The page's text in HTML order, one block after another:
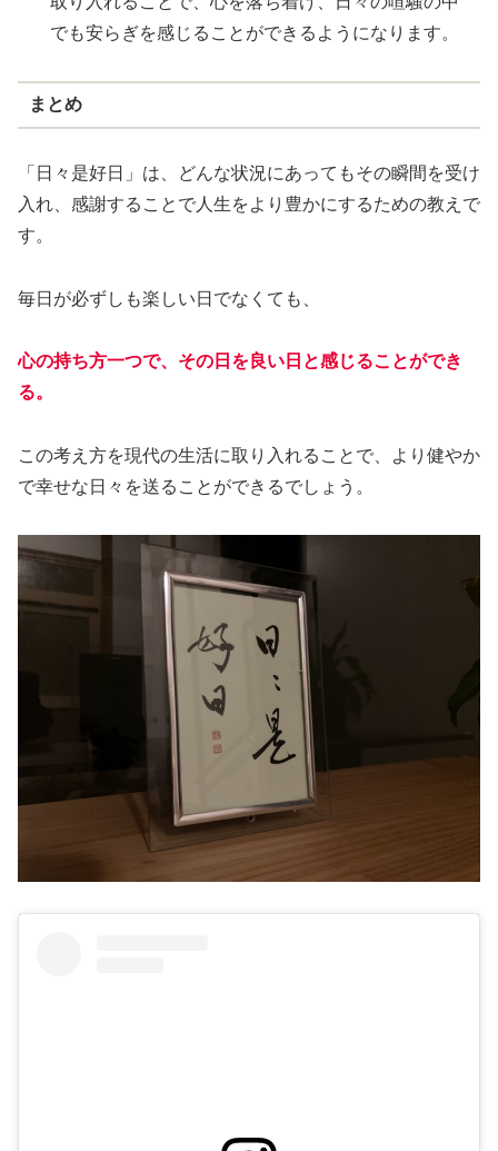
でも安らぎを感じることができるようになります。
まとめ
「日々是好日」は、どんな状況にあってもその瞬間を受け
入れ、感謝することで人生をより豊かにするための教えで
す。
毎日が必ずしも楽しい日でなくても、
心の持ち方一つで、その日を良い日と感じることができ
る。
この考え方を現代の生活に取り入れることで、より健やか
で幸せな日々を送ることができるでしょう。